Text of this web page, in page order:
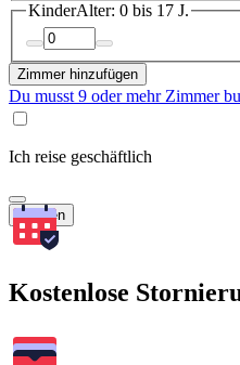
KinderAlter: 0 bis 17 J.
Zimmer hinzufügen
Du musst 9 oder mehr Zimmer
Ich reise geschäftlich
Suchen
Kostenlose